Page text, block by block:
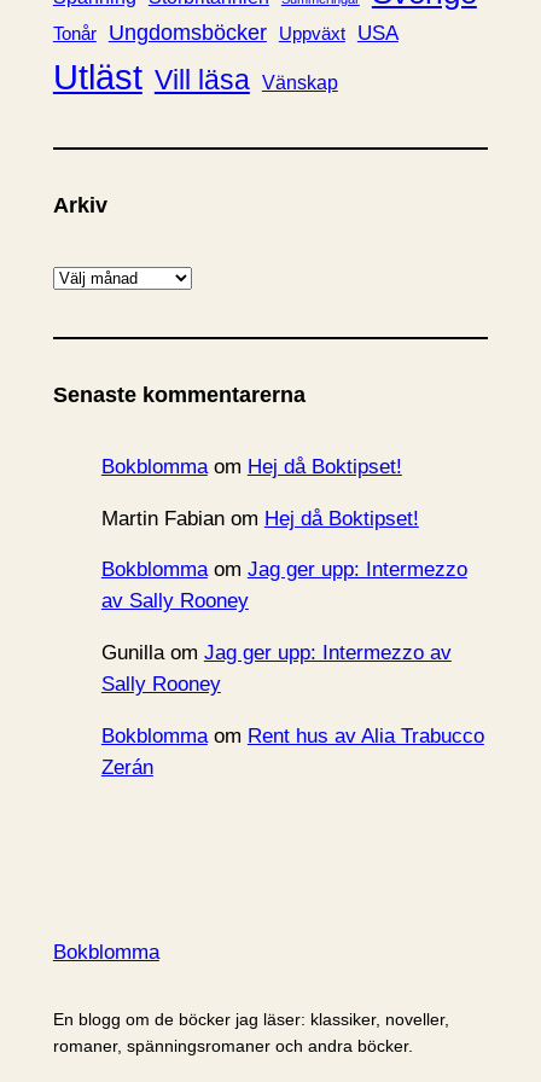
Tonår Ungdomsböcker Uppväxt USA
Utläst Vill läsa Vänskap
Arkiv
A
k
v
Senaste kommentarerna
Bokblommaom Hej då Boktipset!
Martin Fabianom Hej då Boktipset!
Bokblommaom Jag ger upp: Intermezzo
av Sally Rooney
Gunillaom Jag ger upp: Intermezzo av
Sally Rooney
Bokblommaom Rent hus av Alia Trabucco
Zerán
Bokblomma
En blogg om de böcker jag läser: klassiker, noveller,
romaner, spänningsromaner och andra böcker.